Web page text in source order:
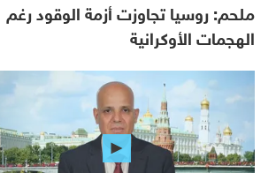
ملحم: روسيا تجاوزت أزمة الوقود رغم
الهجمات الأوكرانية